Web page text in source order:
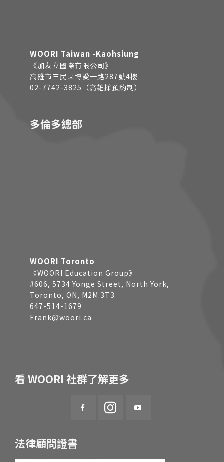
WOORI Taiwan -Kaohsiung
《加友立國際有限公司》
高雄市三民區博愛一路287號4樓
02-7742-3825（高雄採預約制）
多倫多總部
WOORI Toronto
《WOORI Education Group》
#606, 5734 Yonge Street, North York,
Toronto, ON, M2M 3T3
647-514-1679
Frank@woori.ca
看 WOORI 社群了解更多
法律顧問證書